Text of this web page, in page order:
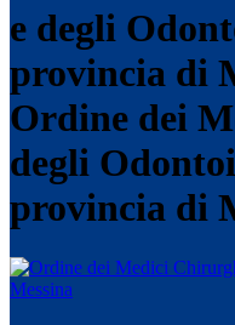
Ordine dei
degli
provincia di